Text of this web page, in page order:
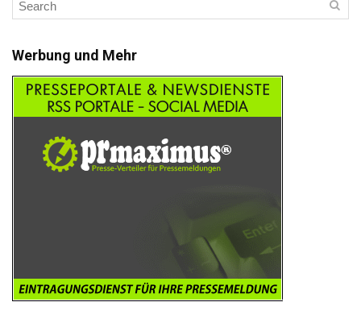
Werbung und Mehr